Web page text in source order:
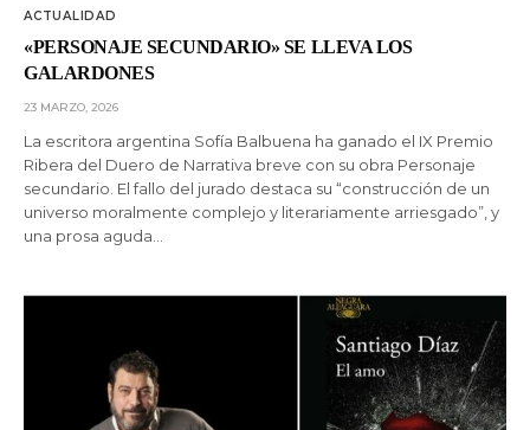
ACTUALIDAD
«PERSONAJE SECUNDARIO» SE LLEVA LOS
GALARDONES
23 MARZO, 2026
La escritora argentina Sofía Balbuena ha ganado el IX Premio
Ribera del Duero de Narrativa breve con su obra Personaje
secundario. El fallo del jurado destaca su “construcción de un
universo moralmente complejo y literariamente arriesgado”, y
una prosa aguda…